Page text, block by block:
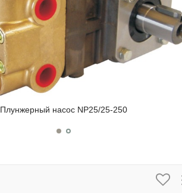
Плунжерный насос NP25/25-250